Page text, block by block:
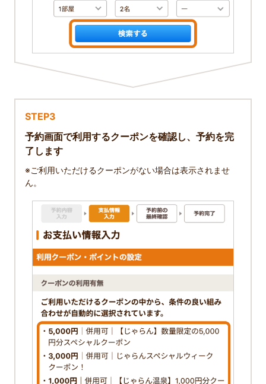
STEP3
予約画面で利用するクーポンを確認し、予約を完
了します
※ご利用いただけるクーポンがない場合は表示されませ
ん。